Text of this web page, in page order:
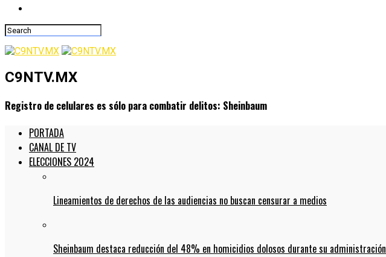
C9NTV.MX
Registro de celulares es sólo para combatir delitos: Sheinbaum
PORTADA
CANAL DE TV
ELECCIONES 2024
Lineamientos de derechos de las audiencias no buscan censurar a medios
Sheinbaum destaca reducción del 48% en homicidios dolosos durante su administración